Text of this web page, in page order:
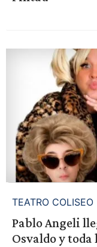
TEATRO COLISEO
Pablo Angeli
Osvaldo y